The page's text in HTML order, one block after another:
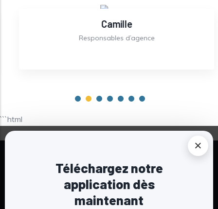
Camille
Responsables d’agence
```html
×
Téléchargez notre
application dès
maintenant